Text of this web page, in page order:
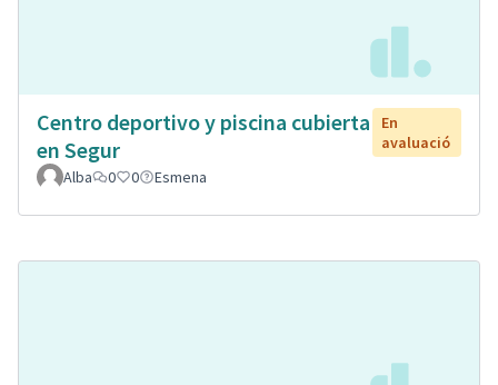
Centro deportivo y piscina cubierta
en Segur
En
avaluació
Alba
0 0 Esmena